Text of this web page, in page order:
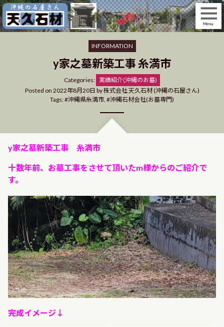
Skip
to
content
INFORMATION
y家之墓新築工事 糸満市
Categories: Categories
実績紹介(沖縄のお墓)
Posted on 2022年8月20日 by株式会社 天久石材 (沖縄の石屋さん)
Tags: 沖縄県糸満市, 沖縄石材会社(お墓専門)
y家之墓新築工事 糸満市
十数年前、お墓工事をさせて頂いたm様からのご紹介で
す。
完成イメージ↓